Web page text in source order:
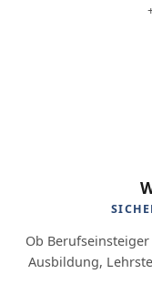
Ob
Ausbildung,